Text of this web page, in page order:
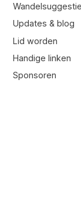
Updates & blog
Lid worden
Handige linken
Sponsoren